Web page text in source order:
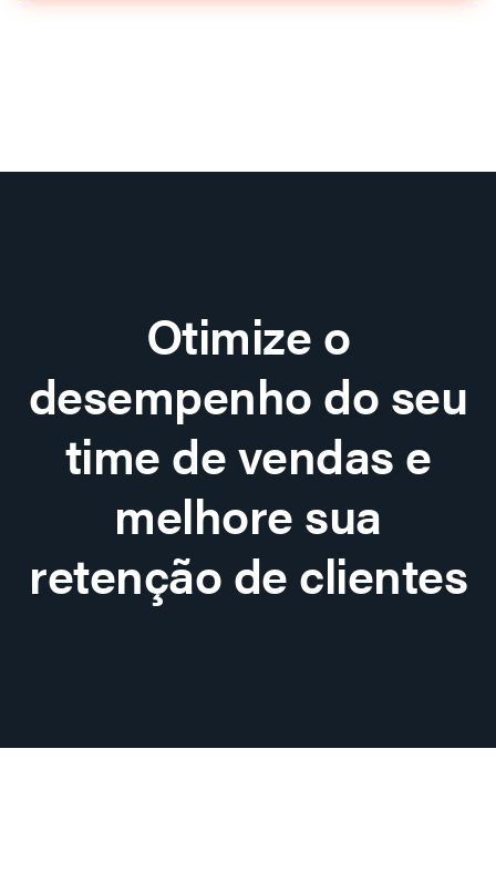
Otimize o
desempenho do seu
time de vendas e
melhore sua
retenção de clientes